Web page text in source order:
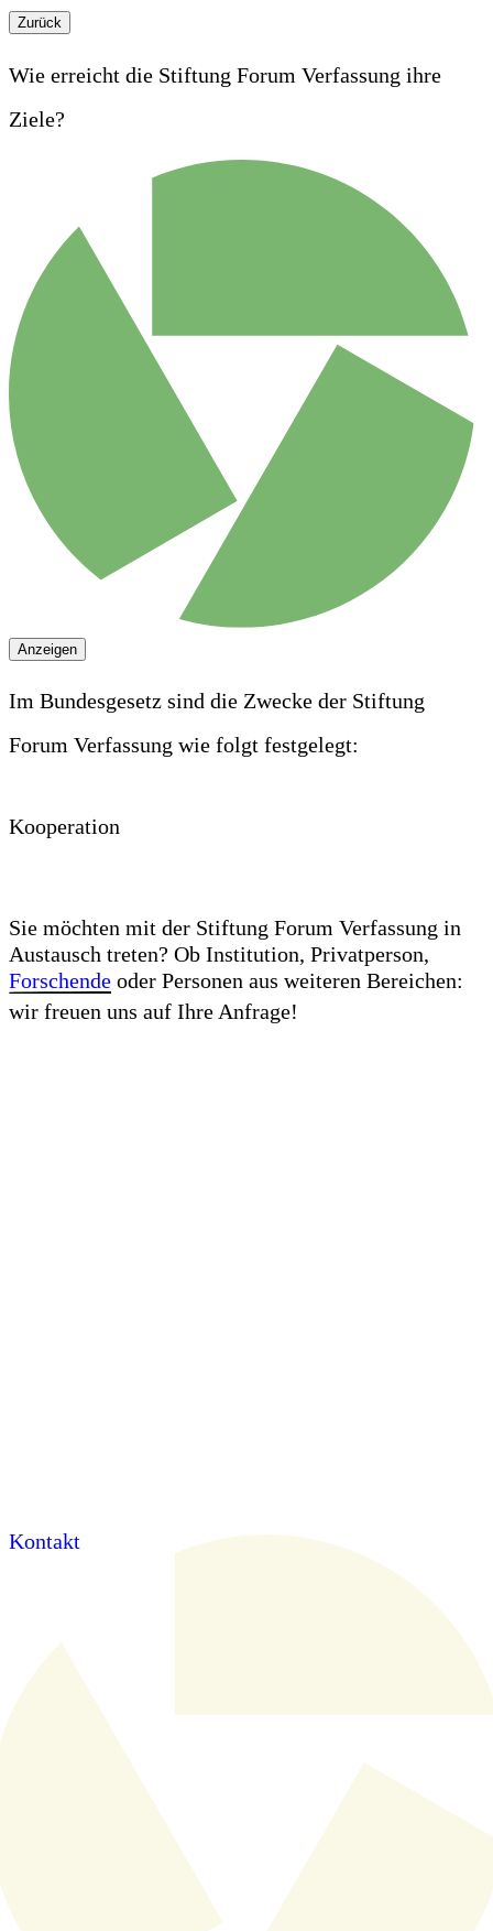
Zurück
Wie erreicht die Stiftung Forum Verfassung ihre
Ziele?
Anzeigen
Im Bundesgesetz sind die Zwecke der Stiftung
Forum Verfassung wie folgt festgelegt:
Kooperation
Sie möchten mit der Stiftung Forum Verfassung in
Austausch treten? Ob Institution, Privatperson,
Forschende oder Personen aus weiteren Bereichen:
wir freuen uns auf Ihre Anfrage!
Kontakt